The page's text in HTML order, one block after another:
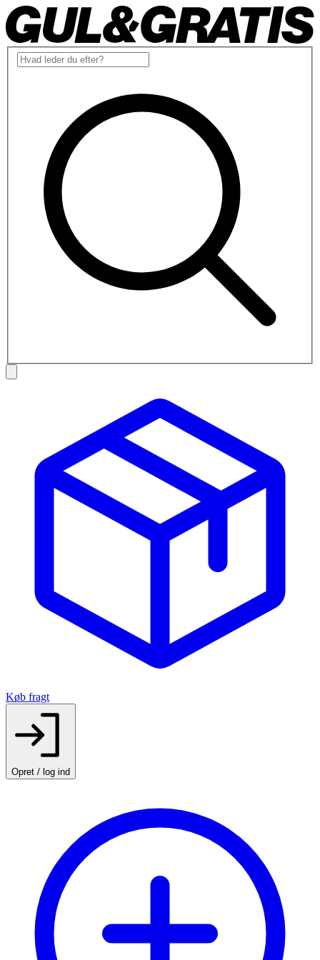
Køb fragt
Opret / log ind